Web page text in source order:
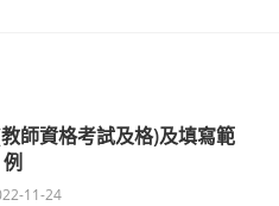
師資格考試及格)及填寫範
例
11-24